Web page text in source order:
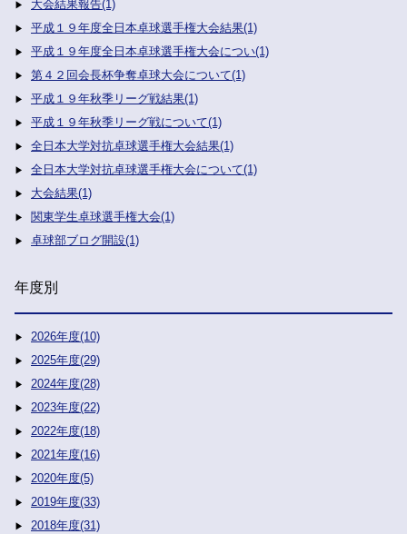
大会結果報告(1)
平成１９年度全日本卓球選手権大会結果(1)
平成１９年度全日本卓球選手権大会につい(1)
第４２回会長杯争奪卓球大会について(1)
平成１９年秋季リーグ戦結果(1)
平成１９年秋季リーグ戦について(1)
全日本大学対抗卓球選手権大会結果(1)
全日本大学対抗卓球選手権大会について(1)
大会結果(1)
関東学生卓球選手権大会(1)
卓球部ブログ開設(1)
年度別
2026年度(10)
2025年度(29)
2024年度(28)
2023年度(22)
2022年度(18)
2021年度(16)
2020年度(5)
2019年度(33)
2018年度(31)